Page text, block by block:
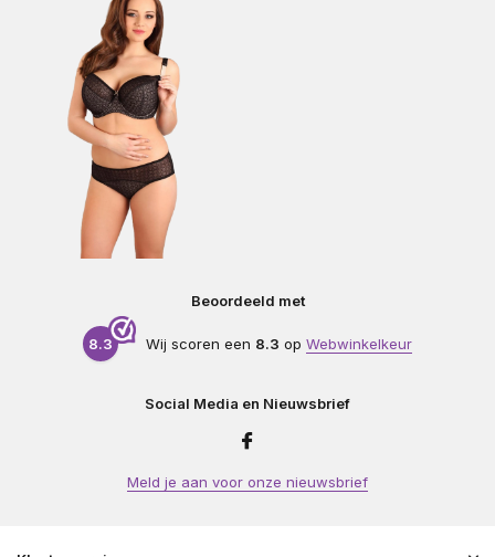
Beoordeeld met
8.3 Wij scoren een 8.3 op Webwinkelkeur
Social Media en Nieuwsbrief
Meld je aan voor onze nieuwsbrief